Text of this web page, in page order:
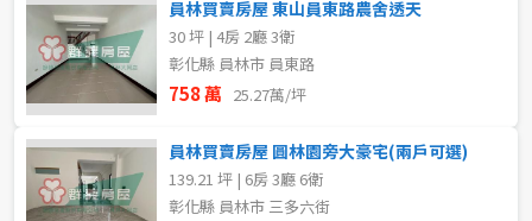
員林買賣房屋 東山員東路農舍透天
30 坪 | 4房 2廳 3衛
彰化縣 員林市 員東路
758 萬 25.27萬/坪
員林買賣房屋 圓林園旁大豪宅(兩戶可選)
139.21 坪 | 6房 3廳 6衛
彰化縣 員林市 三多六街